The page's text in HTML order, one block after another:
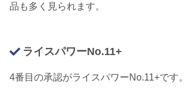
品も多く見られます。
ライスパワーNo.11+
4番目の承認がライスパワーNo.11+です。